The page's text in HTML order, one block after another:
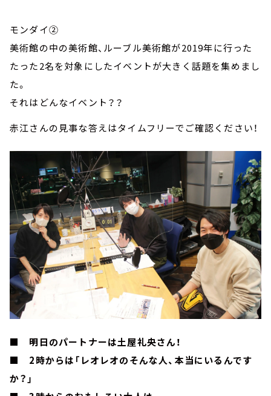
モンダイ②
美術館の中の美術館、ルーブル美術館が2019年に行った
たった2名を対象にしたイベントが大きく話題を集めまし
た。
それはどんなイベント？？
赤江さんの見事な答えはタイムフリーでご確認ください！
■ 明日のパートナーは土屋礼央さん！
■ 2時からは「レオレオのそんな人、本当にいるんです
か？」